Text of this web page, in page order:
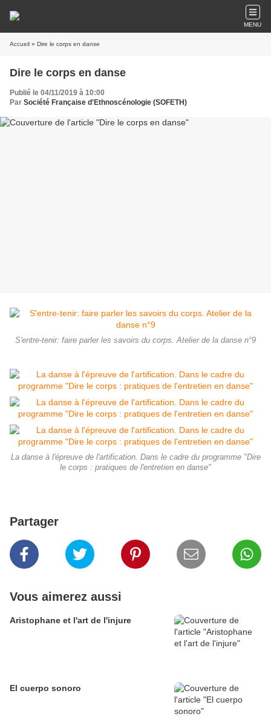
MENU
Accueil » Dire le corps en danse
Dire le corps en danse
Publié le 04/11/2019 à 10:00
Par Société Française d'Ethnoscénologie (SOFETH)
S'entre-tenir: faire parler les savoirs du corps. Atelier de la danse n°9
La danse à l'épreuve de l'artification. Dans le cadre du programme "Dire
le corps : pratiques de l'entretien en danse"
Partager
Vous aimerez aussi
Aristophane et l'art de l'injure
El cuerpo sonoro